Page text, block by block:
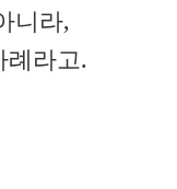
니라,
례라고.